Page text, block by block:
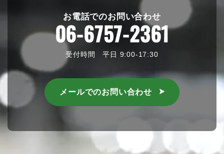
お電話でのお問い合わせ
06-6757-2361
受付時間 平日 9:00-17:30
メールでのお問い合わせ